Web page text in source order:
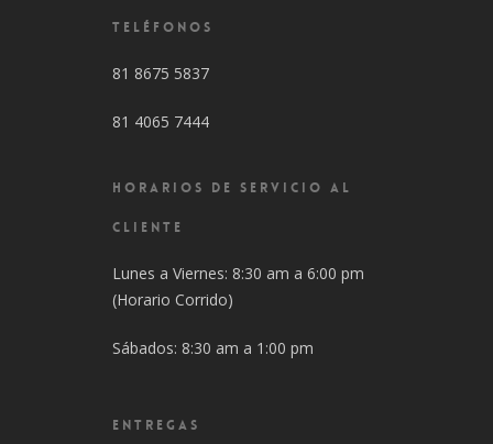
TELÉFONOS
81 8675 5837
81 4065 7444
HORARIOS DE SERVICIO AL
CLIENTE
Lunes a Viernes: 8:30 am a 6:00 pm
(Horario Corrido)
Sábados: 8:30 am a 1:00 pm
ENTREGAS